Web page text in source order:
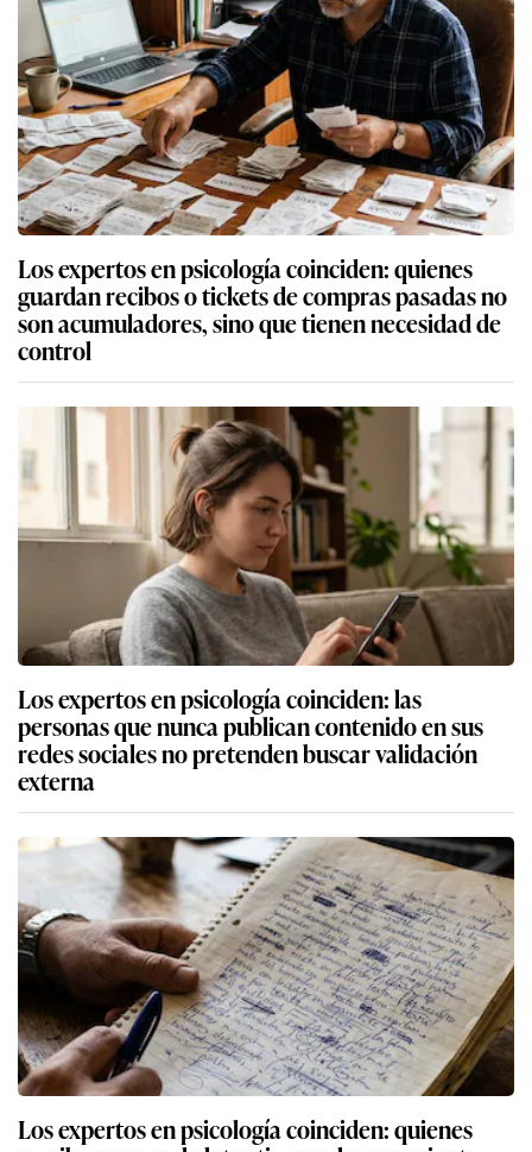
Los expertos en psicología coinciden: quienes
guardan recibos o tickets de compras pasadas no
son acumuladores, sino que tienen necesidad de
control
Los expertos en psicología coinciden: las
personas que nunca publican contenido en sus
redes sociales no pretenden buscar validación
externa
Los expertos en psicología coinciden: quienes